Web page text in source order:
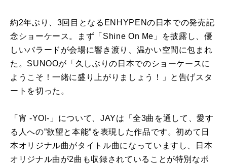
約2年ぶり、3回目となるENHYPENの日本での発売記
念ショーケース。まず「Shine On Me」を披露し、優
しいバラードが会場に響き渡り、温かい空間に包まれ
た。SUNOOが「久しぶりの日本でのショーケースに
ようこそ！一緒に盛り上がりましょう！」と告げスタ
ートを切った。
「宵 -YOI-」について、JAYは「全3曲を通して、愛す
る人への”欲望と本能”を表現した作品です。初めて日
本オリジナル曲がタイトル曲になっていますし、日本
オリジナル曲が2曲も収録されていることが特別なポ